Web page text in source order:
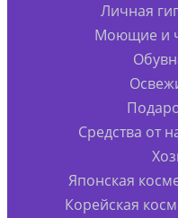
Личная
Моющие и
Средства от
Японская
Корейская